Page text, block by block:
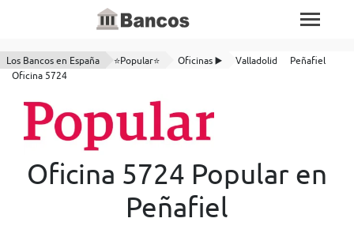
Los Bancos en España ⭐Popular⭐ Oficinas ▶️ Valladolid
Peñafiel
Oficina 5724
Oficina 5724 Popular en
Peñafiel